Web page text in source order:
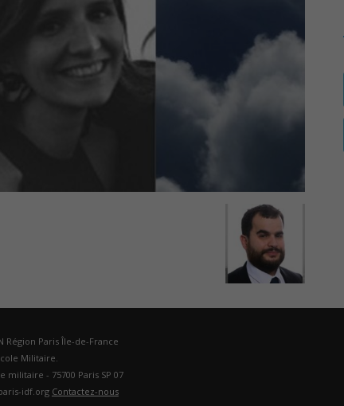
auditeurs
Région Paris Île-de-France
Militaire.
militaire - 75700 Paris SP 07
idf.org Contactez-nous